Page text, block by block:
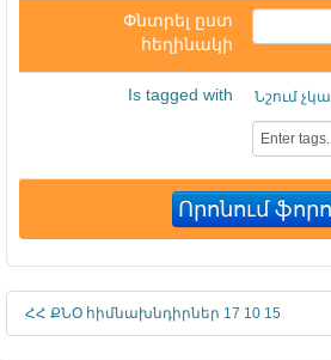
Փնտրել ըստ
հեղինակի
Is tagged with Նշում չկա
ՀՀ ՔՆՕ հիմնախնդիրներ 17 10 15